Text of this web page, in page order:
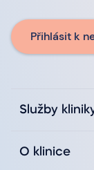
Přihlásit k
Služby
O klinice